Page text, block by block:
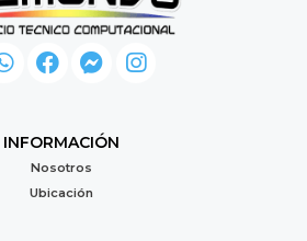
INFORMACIÓN
Nosotros
Ubicación